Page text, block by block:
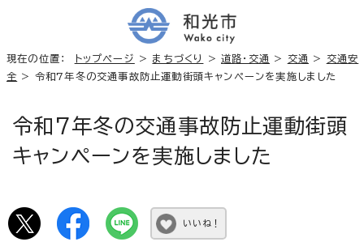
現在の位置： トップページ > まちづくり >道路・交通 > 交通 >
交通安
全 > 令和7年冬の交通事故防止運動街頭キャンペーンを実施しました
令和7年冬の交通事故防止運動街頭
キャンペーンを実施しました
いいね！